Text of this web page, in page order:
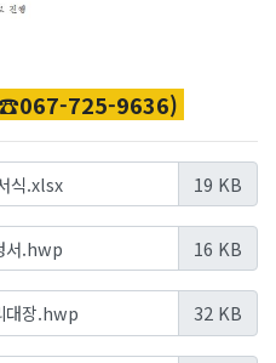
725-9636)
식.xlsx 19 KB
서.hwp 16 KB
대장.hwp 32 KB